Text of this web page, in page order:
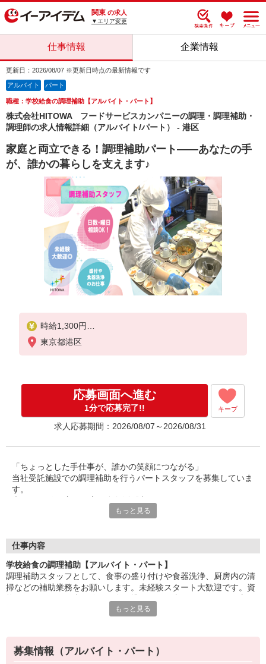
関東 の求人
▼エリア変更
仕事情報 企業情報
更新日：2026/08/07 ※更新日時点の最新情報です
アルバイト パート
職種：学校給食の調理補助【アルバイト・パート】
株式会社HITOWA フードサービスカンパニーの調理・調理補助・
調理師の求人情報詳細（アルバイト/パート） - 港区
家庭と両立できる！調理補助パート――あなたの手
が、誰かの暮らしを支えます♪
時給1,300円
※経験によりスタート時給は変動します。
※アルバイト賞与（寸志）：あり
年2回。勤続年数により金額UP。
東京都港区
応募画面へ進む
1分で応募完了!! キープ
求人応募期間：2026/08/07～2026/08/31
「ちょっとした手仕事が、誰かの笑顔につながる」
当社受託施設での調理補助を行うパートスタッフを募集していま
す。
ご家庭での経験を活かして、社会とつながりながら、無理なく働
盛付け・配膳・洗浄など、調理師のサポートが中心。
「ありがとう」の言葉が、毎日の励みに。誰かの暮らしを支え
る、
給食運営を行う業界大手。
地域に根ざしたサービスを展開し、安心・安全な食事づくりを支
えています。
もっと見る
仕事内容
学校給食の調理補助【アルバイト・パート】
調理補助スタッフとして、食事の盛り付けや食器洗浄、厨房内の清
掃などの補助業務をお願いします。未経験スタート大歓迎です。資
らの応募をお待ちしています。先輩が丁寧にサポートしますのでご
もっと見る
募集情報（アルバイト・パート）